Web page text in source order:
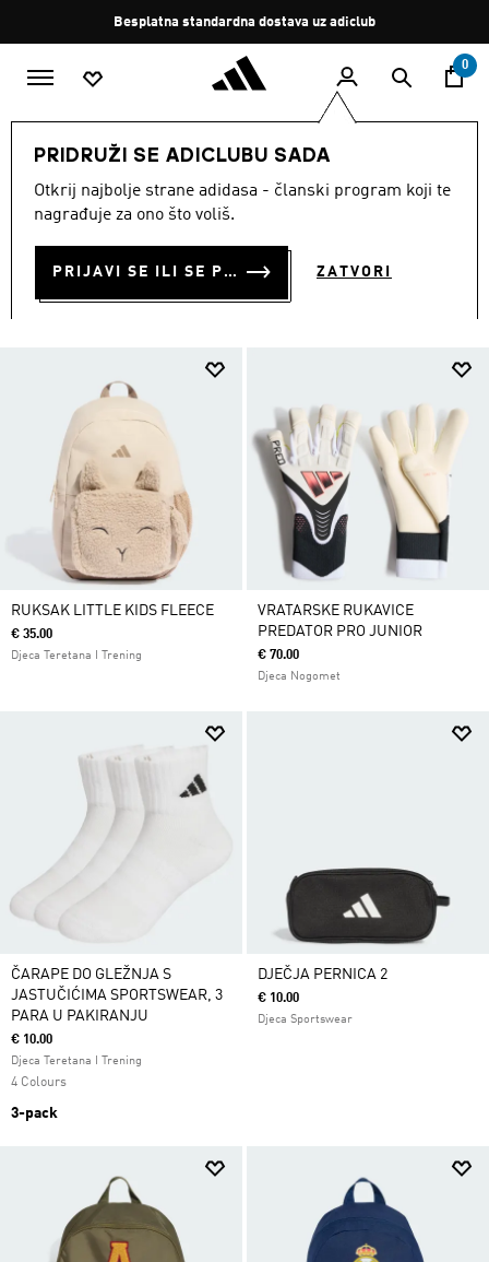
Zaustavi
rotaciju
Besplatna standardna dostava uz adiclub
0
PRIDRUŽI SE ADICLUBU SADA
Otkrij najbolje strane adidasa - članski program koji te
nagrađuje za ono što voliš.
PRIJAVI SE ILI SE PRIDRUŽI SADA ZATVORI
DJECA Dodaci
MODNI DODATCI ZA DJECU
Filtriraj Velike Slike
RUKSAK LITTLE KIDS FLEECE
€ 35.00
Djeca Teretana I Trening
VRATARSKE RUKAVICE
PREDATOR PRO JUNIOR
€ 70.00
Djeca Nogomet
ČARAPE DO GLEŽNJA S
JASTUČIĆIMA SPORTSWEAR, 3
PARA U PAKIRANJU
€ 10.00
Djeca Teretana I Trening
4 Colours
3-pack
DJEČJA PERNICA 2
€ 10.00
Djeca Sportswear